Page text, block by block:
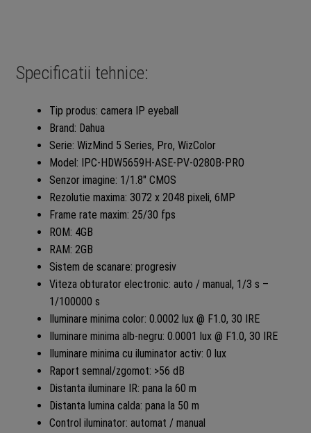
Specificatii tehnice:
Tip produs: camera IP eyeball
Brand: Dahua
Serie: WizMind 5 Series, Pro, WizColor
Model: IPC-HDW5659H-ASE-PV-0280B-PRO
Senzor imagine: 1/1.8″ CMOS
Rezolutie maxima: 3072 x 2048 pixeli, 6MP
Frame rate maxim: 25/30 fps
ROM: 4GB
RAM: 2GB
Sistem de scanare: progresiv
Viteza obturator electronic: auto / manual, 1/3 s –
1/100000 s
Iluminare minima color: 0.0002 lux @ F1.0, 30 IRE
Iluminare minima alb-negru: 0.0001 lux @ F1.0, 30 IRE
Iluminare minima cu iluminator activ: 0 lux
Raport semnal/zgomot: >56 dB
Distanta iluminare IR: pana la 60 m
Distanta lumina calda: pana la 50 m
Control iluminator: automat / manual